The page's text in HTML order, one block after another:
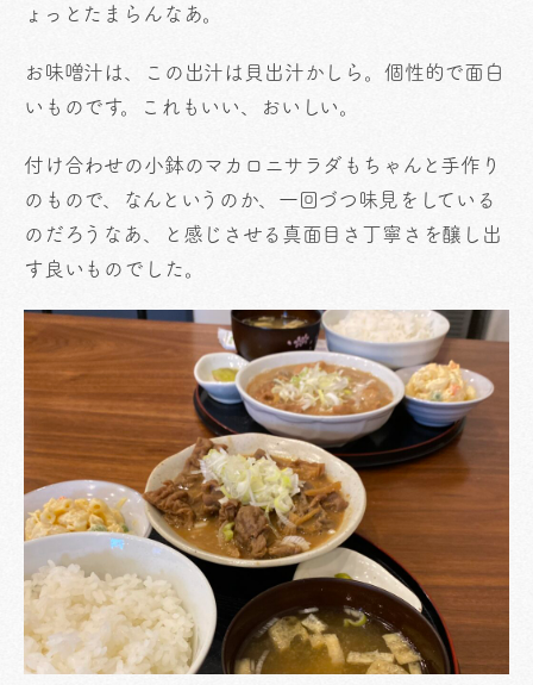
ょっとたまらんなあ。
お味噌汁は、この出汁は貝出汁かしら。個性的で面白
いものです。これもいい、おいしい。
付け合わせの小鉢のマカロニサラダもちゃんと手作り
のもので、なんというのか、一回づつ味見をしている
のだろうなあ、と感じさせる真面目さ丁寧さを醸し出
す良いものでした。